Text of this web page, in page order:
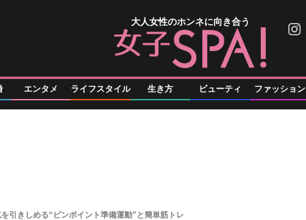
大人女性のホンネに向き合う
エンタメ ライフスタイル 生き方 ビューティ ファッション
を引きしめる“ピンポイント準備運動”と簡単筋トレ